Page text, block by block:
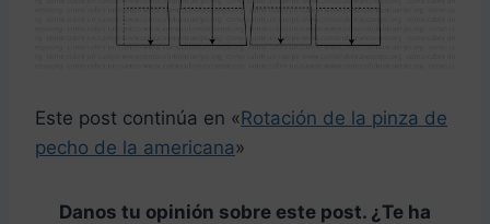
Este post continúa en «Rotación de la pinza de
pecho de la americana»
Danos tu opinión sobre este post. ¿Te ha